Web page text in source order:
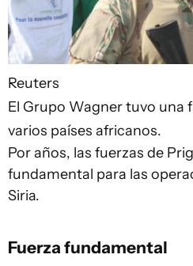
Reuters
El Grupo Wagner tuvo una
varios países africanos.
Por años, las fuerzas de
fundamental para las
Siria.
Fuerza fundamental